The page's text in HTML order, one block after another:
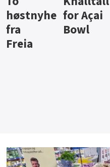
for Açai
Bowl
bli
førstevalg